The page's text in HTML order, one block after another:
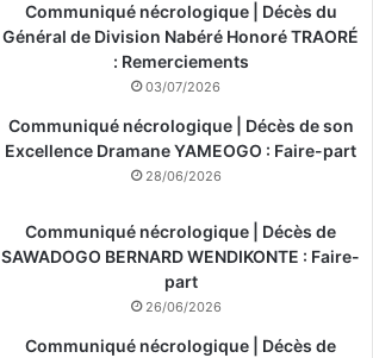
Communiqué nécrologique | Décès du
Général de Division Nabéré Honoré TRAORÉ
: Remerciements
03/07/2026
Communiqué nécrologique | Décès de son
Excellence Dramane YAMEOGO : Faire-part
28/06/2026
Communiqué nécrologique | Décès de
SAWADOGO BERNARD WENDIKONTE : Faire-
part
26/06/2026
Communiqué nécrologique | Décès de